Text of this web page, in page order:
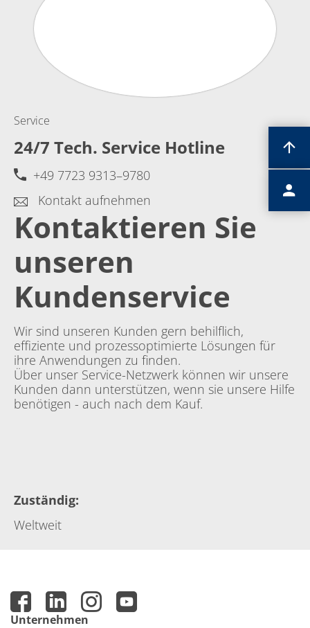
Service
24/7 Tech. Service Hotline
+49 7723 9313–9780
Kontakt aufnehmen
Kontaktieren Sie
unseren
Kundenservice
Wir sind unseren Kunden gern behilflich,
effiziente und prozessoptimierte Lösungen für
ihre Anwendungen zu finden.
Über unser Service-Netzwerk können wir unsere
Kunden dann unterstützen, wenn sie unsere Hilfe
benötigen - auch nach dem Kauf.
Zuständig:
Weltweit
Unternehmen